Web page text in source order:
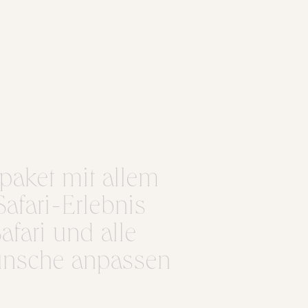
mit allem
Erlebnis
und alle
anpassen